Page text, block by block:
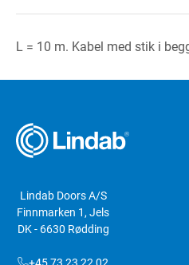
L = 10 m. Kabel med stik i
Lindab Doors A/S
Finnmarken 1, Jels
DK - 6630 Rødding